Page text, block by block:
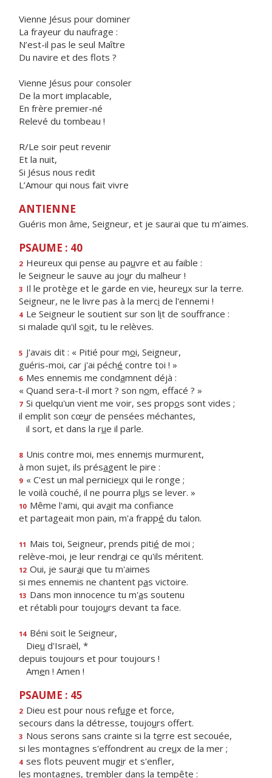
Vienne Jésus pour dominer
La frayeur du naufrage :
N’est-il pas le seul Maître
Du navire et des flots ?
Vienne Jésus pour consoler
De la mort implacable,
En frère premier-né
Relevé du tombeau !
R/Le soir peut revenir
Et la nuit,
Si Jésus nous redit
L’Amour qui nous fait vivre
ANTIENNE
Guéris mon âme, Seigneur, et je saurai que tu m’aimes.
PSAUME : 40
2 Heureux qui pense au pauvre et au faible :
le Seigneur le sauve au jour du malheur !
3 Il le protège et le garde en vie, heureux sur la terre.
Seigneur, ne le livre pas à la merci de l'ennemi !
4 Le Seigneur le soutient sur son lit de souffrance :
si malade qu'il soit, tu le relèves.
5 J'avais dit : « Pitié pour moi, Seigneur,
guéris-moi, car j'ai péché contre toi ! »
6 Mes ennemis me condamnent déjà :
« Quand sera-t-il mort ? son nom, effacé ? »
7 Si quelqu'un vient me voir, ses propos sont vides ;
il emplit son cœur de pensées méchantes,
il sort, et dans la rue il parle.
8 Unis contre moi, mes ennemis murmurent,
à mon sujet, ils présagent le pire :
9 « C'est un mal pernicieux qui le ronge ;
le voilà couché, il ne pourra plus se lever. »
10 Même l'ami, qui avait ma confiance
et partageait mon pain, m'a frappé du talon.
11 Mais toi, Seigneur, prends pitié de moi ;
relève-moi, je leur rendrai ce qu'ils méritent.
12 Oui, je saurai que tu m'aimes
si mes ennemis ne chantent pas victoire.
13 Dans mon innocence tu m'as soutenu
et rétabli pour toujours devant ta face.
14 Béni soit le Seigneur,
Dieu d'Israël, *
depuis toujours et pour toujours !
Amen ! Amen !
PSAUME : 45
2 Dieu est pour nous refuge et force,
secours dans la détresse, toujours offert.
3 Nous serons sans crainte si la terre est secouée,
si les montagnes s'effondrent au creux de la mer ;
4 ses flots peuvent mugir et s'enfler,
les montagnes, trembler dans la tempête :